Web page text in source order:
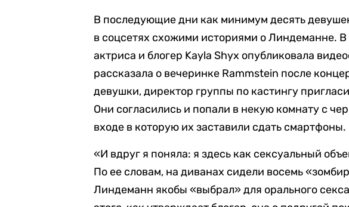
В последующие дни как минимум десять
в соцсетях схожими историями о Линдеманне.
актриса и блогер Kayla Shyx опубликовала
рассказала о вечеринке Rammstein после
девушки, директор группы по кастингу
Они согласились и попали в некую комнату с
входе в которую их заставили сдать смартфоны.
«И вдруг я поняла: я здесь как сексуальный
По ее словам, на диванах сидели восемь
Линдеманн якобы «выбрал» для орального